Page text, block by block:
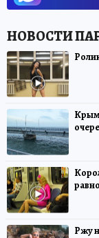
Ржу